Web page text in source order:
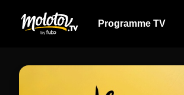
Programme TV